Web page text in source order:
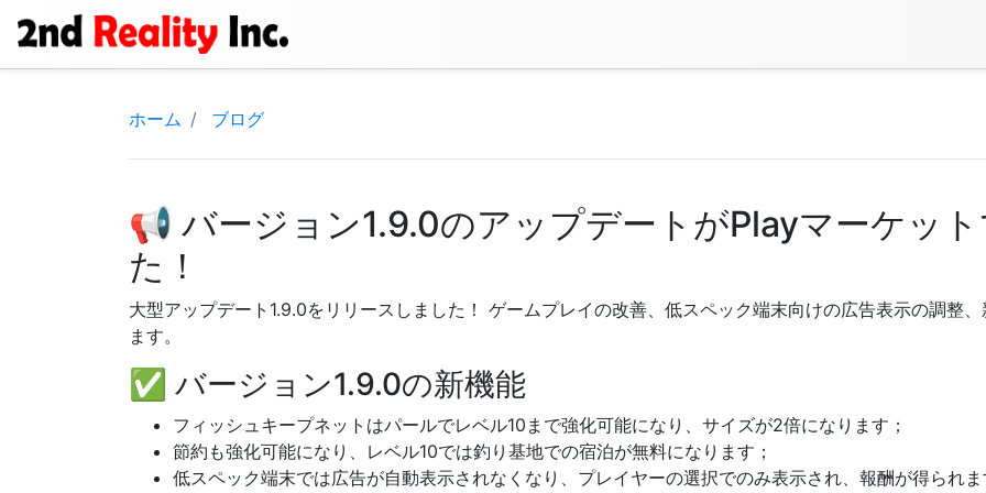
ホーム ブログ
📢 バージョン1.9.0のアップデートがPlayマーケッ
た！
大型アップデート1.9.0をリリースしました！ ゲームプレイの改善、低スペック端末向けの広告表示の調整
ます。
✅ バージョン1.9.0の新機能
フィッシュキープネットはパールでレベル10まで強化可能になり、サイズが2倍になります；
節約も強化可能になり、レベル10では釣り基地での宿泊が無料になります；
低スペック端末では広告が自動表示されなくなり、プレイヤーの選択でのみ表示され、報酬が得られ